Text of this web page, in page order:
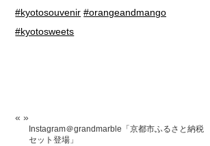
#kyotosouvenir #orangeandmango
#kyotosweets
«
Instagram＠grandmarble「京都市ふるさと納
セット登場」
»